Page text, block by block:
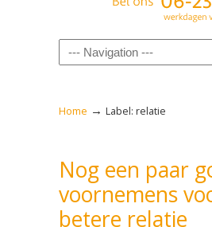
Navigation
Home → Label: relatie
Nog een paar
voornemens
betere relatie